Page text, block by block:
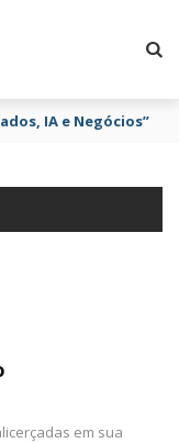
IA e Negócios”
em sua